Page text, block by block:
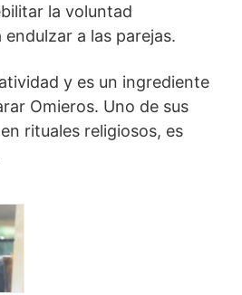
la voluntad
a las parejas.
y es un ingrediente
Omieros. Uno de sus
rituales religiosos, es